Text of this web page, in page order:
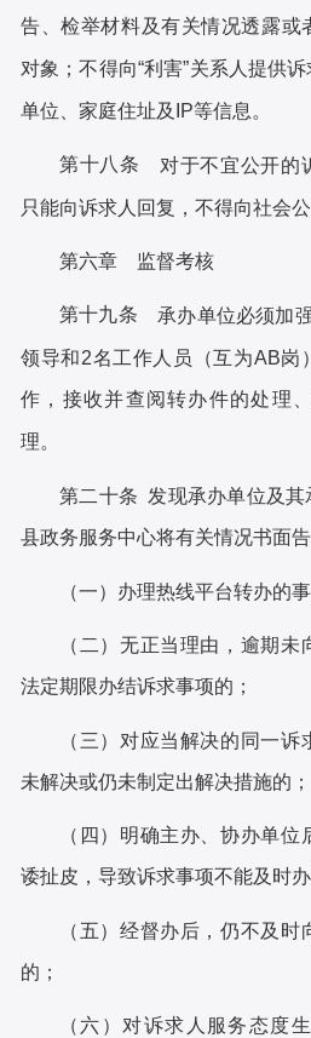
告、检举材料及有关情况透露或
对象；不得向“利害”关系人提供
单位、家庭住址及IP等信息。
第十八条 对于不宜公开的
只能向诉求人回复，不得向社会公
第六章 监督考核
第十九条 承办单位必须加
领导和2名工作人员（互为AB岗
作，接收并查阅转办件的处理
理。
第二十条 发现承办单位及其
县政务服务中心将有关情况书面
（一）办理热线平台转办的
（二）无正当理由，逾期
法定期限办结诉求事项的；
（三）对应当解决的同一
未解决或仍未制定出解决措施的；
（四）明确主办、协办单
诿扯皮，导致诉求事项不能及时办
（五）经督办后，仍不及
的；
（六）对诉求人服务态度